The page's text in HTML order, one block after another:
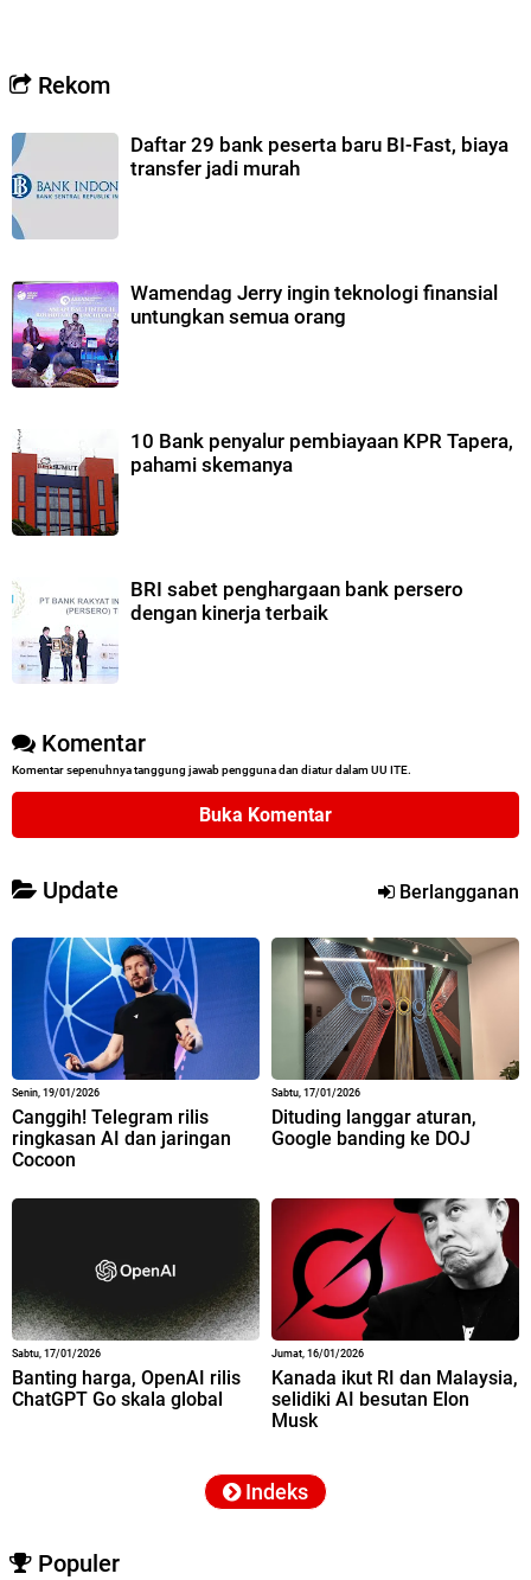
Rekom
Daftar 29 bank peserta baru BI-Fast, biaya
transfer jadi murah
Wamendag Jerry ingin teknologi finansial
untungkan semua orang
10 Bank penyalur pembiayaan KPR Tapera,
pahami skemanya
BRI sabet penghargaan bank persero
dengan kinerja terbaik
Komentar
Komentar sepenuhnya tanggung jawab pengguna dan diatur dalam UU ITE.
Buka Komentar
Update Berlangganan
Senin, 19/01/2026
Canggih! Telegram rilis
ringkasan AI dan jaringan
Cocoon
Sabtu, 17/01/2026
Dituding langgar aturan,
Google banding ke DOJ
Sabtu, 17/01/2026
Banting harga, OpenAI rilis
ChatGPT Go skala global
Jumat, 16/01/2026
Kanada ikut RI dan Malaysia,
selidiki AI besutan Elon
Musk
Indeks
Populer